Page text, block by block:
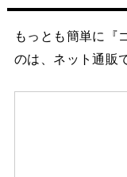
もっとも簡単に『
のは、ネット通販